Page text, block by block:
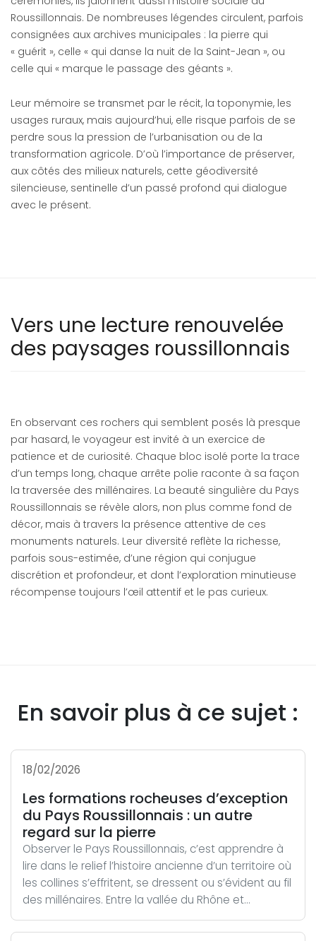
Roussillonnais. De nombreuses légendes circulent, parfois
consignées aux archives municipales : la pierre qui
« guérit », celle « qui danse la nuit de la Saint-Jean », ou
celle qui « marque le passage des géants ».
Leur mémoire se transmet par le récit, la toponymie, les
usages ruraux, mais aujourd’hui, elle risque parfois de se
perdre sous la pression de l’urbanisation ou de la
transformation agricole. D’où l’importance de préserver,
aux côtés des milieux naturels, cette géodiversité
silencieuse, sentinelle d’un passé profond qui dialogue
avec le présent.
Vers une lecture renouvelée
des paysages roussillonnais
En observant ces rochers qui semblent posés là presque
par hasard, le voyageur est invité à un exercice de
patience et de curiosité. Chaque bloc isolé porte la trace
d’un temps long, chaque arrête polie raconte à sa façon
la traversée des millénaires. La beauté singulière du Pays
Roussillonnais se révèle alors, non plus comme fond de
décor, mais à travers la présence attentive de ces
monuments naturels. Leur diversité reflète la richesse,
parfois sous-estimée, d’une région qui conjugue
discrétion et profondeur, et dont l’exploration minutieuse
récompense toujours l’œil attentif et le pas curieux.
En savoir plus à ce sujet :
18/02/2026
Les formations rocheuses d’exception
du Pays Roussillonnais : un autre
regard sur la pierre
Observer le Pays Roussillonnais, c’est apprendre à
lire dans le relief l’histoire ancienne d’un territoire où
les collines s’effritent, se dressent ou s’évident au fil
des millénaires. Entre la vallée du Rhône et...